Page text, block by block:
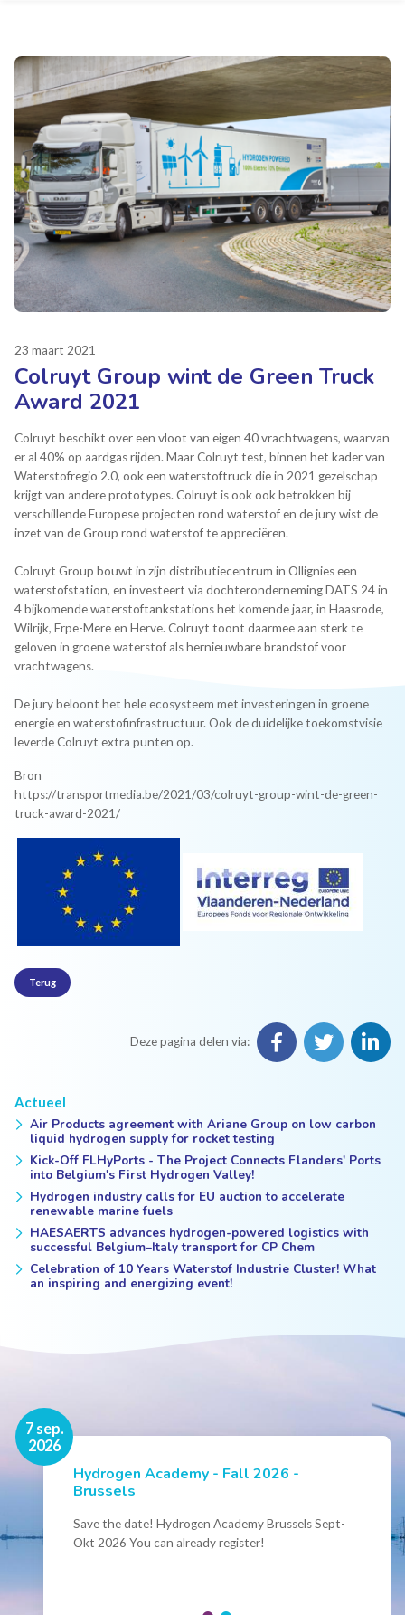
23 maart 2021
Colruyt Group wint de Green Truck
Award 2021
Colruyt beschikt over een vloot van eigen 40 vrachtwagens, waarvan
er al 40% op aardgas rijden. Maar Colruyt test, binnen het kader van
Waterstofregio 2.0, ook een waterstoftruck die in 2021 gezelschap
krijgt van andere prototypes. Colruyt is ook ook betrokken bij
verschillende Europese projecten rond waterstof en de jury wist de
inzet van de Group rond waterstof te appreciëren.
Colruyt Group bouwt in zijn distributiecentrum in Ollignies een
waterstofstation, en investeert via dochteronderneming DATS 24 in
4 bijkomende waterstoftankstations het komende jaar, in Haasrode,
Wilrijk, Erpe-Mere en Herve. Colruyt toont daarmee aan sterk te
geloven in groene waterstof als hernieuwbare brandstof voor
vrachtwagens.
De jury beloont het hele ecosysteem met investeringen in groene
energie en waterstofinfrastructuur. Ook de duidelijke toekomstvisie
leverde Colruyt extra punten op.
Bron
https://transportmedia.be/2021/03/colruyt-group-wint-de-green-
truck-award-2021/
Terug
Deze pagina delen via:
Actueel
Air Products agreement with Ariane Group on low carbon
liquid hydrogen supply for rocket testing
Kick-Off FLHyPorts - The Project Connects Flanders' Ports
into Belgium's First Hydrogen Valley!
Hydrogen industry calls for EU auction to accelerate
renewable marine fuels
HAESAERTS advances hydrogen-powered logistics with
successful Belgium–Italy transport for CP Chem
Celebration of 10 Years Waterstof Industrie Cluster! What
an inspiring and energizing event!
7 sep.
2026
Hydrogen Academy - Fall 2026 -
Brussels
Save the date! Hydrogen Academy Brussels Sept-
Okt 2026 You can already register!
16 nov.
2026
Events
Conference Belgian Hydrogen Expertise
- Powering International Collaboration
Join us for the annual Conference of the Belgian